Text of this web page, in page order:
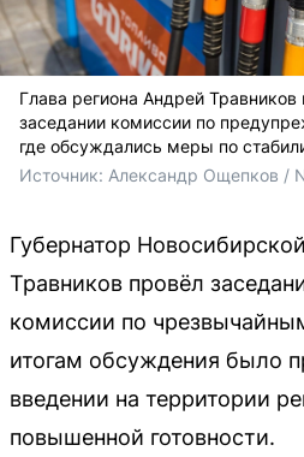
Глава региона Андрей Травников
заседании комиссии по
где обсуждались меры по
Источник: Александр Ощепков /
Губернатор
Травников провёл
комиссии по
итогам обсуждения было
введении на территории
повышенной готовности.